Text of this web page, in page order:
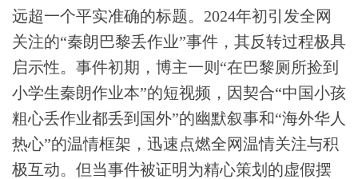
远超一个平实准确的标题。2024年初引发全网
关注的“秦朗巴黎丢作业”事件，其反转过程极具
启示性。事件初期，博主一则“在巴黎厕所捡到
小学生秦朗作业本”的短视频，因契合“中国小孩
粗心丢作业都丢到国外”的幽默叙事和“海外华人
热心”的温情框架，迅速点燃全网温情关注与积
极互动。但当事件被证明为精心策划的虚假摆